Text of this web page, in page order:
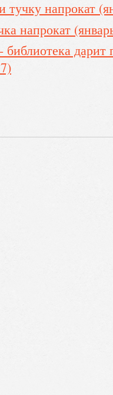
напрокат
напрокат
дарит